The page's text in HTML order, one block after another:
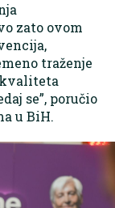
zato ovom
traženje
kvaliteta
se”, poručio
u BiH.